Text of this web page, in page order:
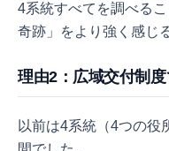
4系統すべてを調べる
奇跡」をより強く感じ
理由2：広域交付制
以前は4系統（4つの役